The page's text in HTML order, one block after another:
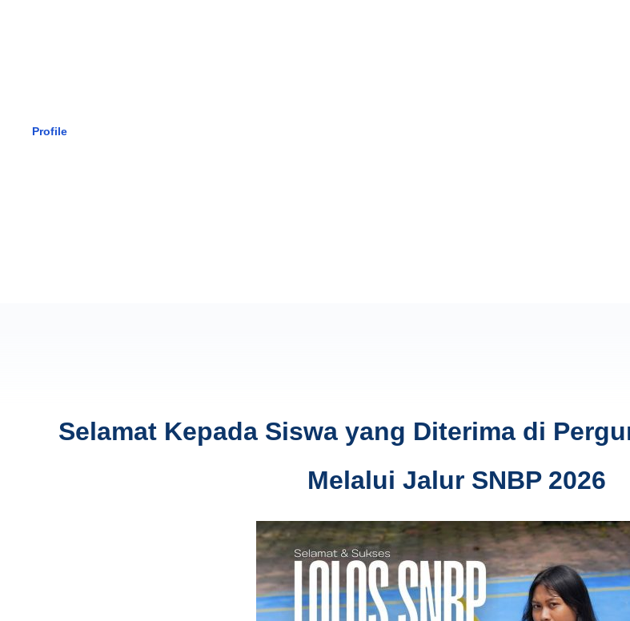
Profile
Selamat Kepada Siswa yang Diterima di
Melalui Jalur SNBP 2026